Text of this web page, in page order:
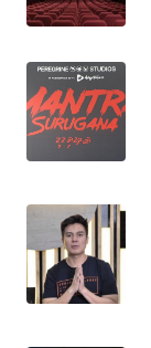
TANJUNG
WN
KARO
WN
LABUHANBATU